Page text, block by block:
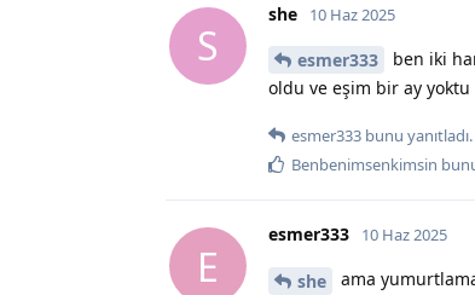
S
she 10 Haz 2025
esmer333
ben iki
oldu ve eşim bir ay
esmer333 bunu yanıtladı.
Benbenimsenkimsin
E
esmer333 10 Haz 2025
she ama